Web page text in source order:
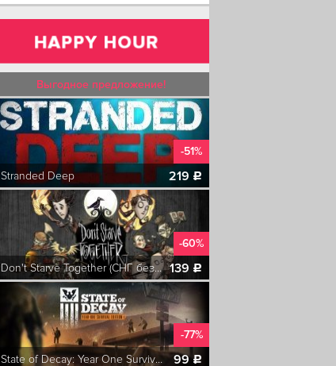
Выгодное предложение!
-51%
Stranded Deep
219 c
-60%
Don't Starve Together (СНГ без РФ/РБ)
139 c
-77%
State of Decay: Year One Survival Edition
99c